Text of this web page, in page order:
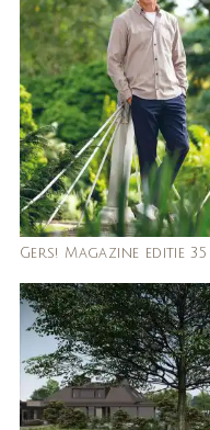
Gers! Magazine editie